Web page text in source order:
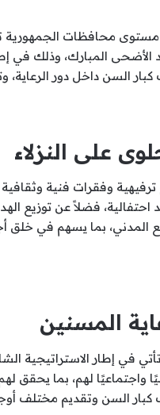
محافظات الجمهورية
الأضحى المبارك، وذلك في
السن داخل دور الرعاية،
على النزلاء
ترفيهية وفقرات فنية
فضلاً عن توزيع
بما يسهم في خلق
المسنين
في إطار الاستراتيجية
واجتماعيًا لهم، بما يحقق
كبار السن وتقديم مختلف